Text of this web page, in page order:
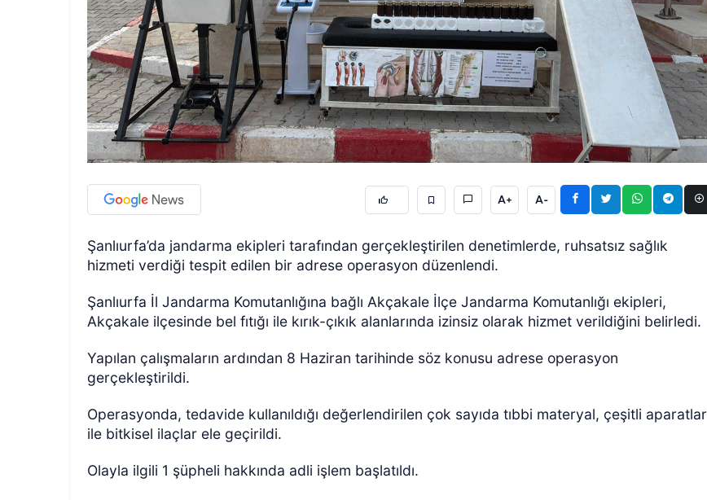
A+ A-
Şanlıurfa’da jandarma ekipleri tarafından gerçekleştirilen denetimlerde, ruhsatsız sağlık
hizmeti verdiği tespit edilen bir adrese operasyon düzenlendi.
Şanlıurfa İl Jandarma Komutanlığına bağlı Akçakale İlçe Jandarma Komutanlığı ekipleri,
Akçakale ilçesinde bel fıtığı ile kırık-çıkık alanlarında izinsiz olarak hizmet verildiğini belirledi.
Yapılan çalışmaların ardından 8 Haziran tarihinde söz konusu adrese operasyon
gerçekleştirildi.
Operasyonda, tedavide kullanıldığı değerlendirilen çok sayıda tıbbi materyal, çeşitli aparatlar
ile bitkisel ilaçlar ele geçirildi.
Olayla ilgili 1 şüpheli hakkında adli işlem başlatıldı.
GÜNCEL